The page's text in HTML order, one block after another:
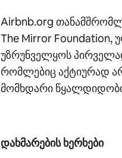
Airbnb.org
The Mirror
უზრუნველყოს
რომლებიც აქტიურად
მომხდარი
დახმარების ხერხები